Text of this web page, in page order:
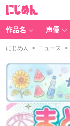
作品名 声優
にじめん > ニュース >